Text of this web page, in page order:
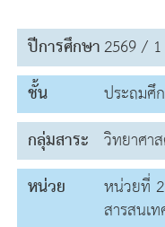
ปีการศึกษา2569 / 1
ชั้น
ประถมศึ
กลุ่มสาระ วิทยาศา
หน่วย
หน่วยที่
สารสนเ